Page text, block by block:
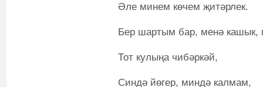
Әле минем көчем җитәрлек.
Бер шартым бар, менә кашык,
Тот кулыңа чибәркәй,
Синдә йөгер, миндә калмам,